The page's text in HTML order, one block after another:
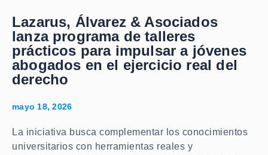
Lazarus, Álvarez & Asociados
lanza programa de talleres
prácticos para impulsar a jóvenes
abogados en el ejercicio real del
derecho
mayo 18, 2026
La iniciativa busca complementar los conocimientos
universitarios con herramientas reales y